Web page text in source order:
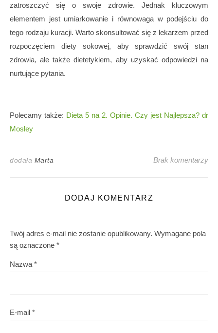
zatroszczyć się o swoje zdrowie. Jednak kluczowym
elementem jest umiarkowanie i równowaga w podejściu do
tego rodzaju kuracji. Warto skonsultować się z lekarzem przed
rozpoczęciem diety sokowej, aby sprawdzić swój stan
zdrowia, ale także dietetykiem, aby uzyskać odpowiedzi na
nurtujące pytania.
Polecamy także: Dieta 5 na 2. Opinie. Czy jest Najlepsza? dr
Mosley
dodała Marta Brak komentarzy
DODAJ KOMENTARZ
Twój adres e-mail nie zostanie opublikowany. Wymagane pola
są oznaczone *
Nazwa *
E-mail *